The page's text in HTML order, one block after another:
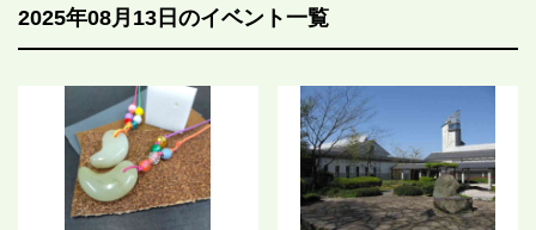
2025年08月13日のイベント一覧